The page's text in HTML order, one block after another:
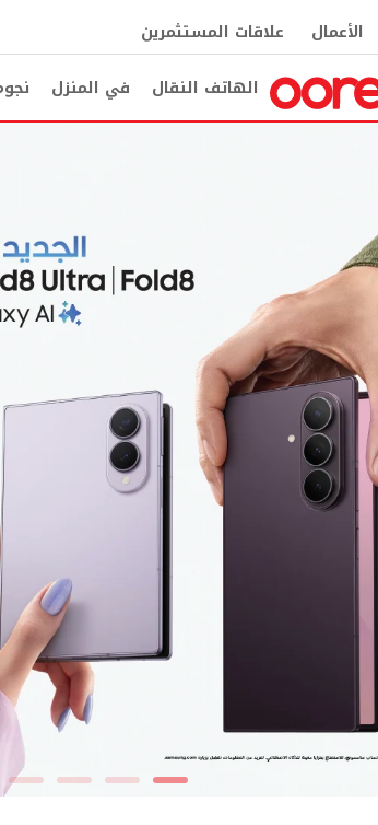
الأعمال علاقات المستثمرين
الهاتف النقال في المنزل